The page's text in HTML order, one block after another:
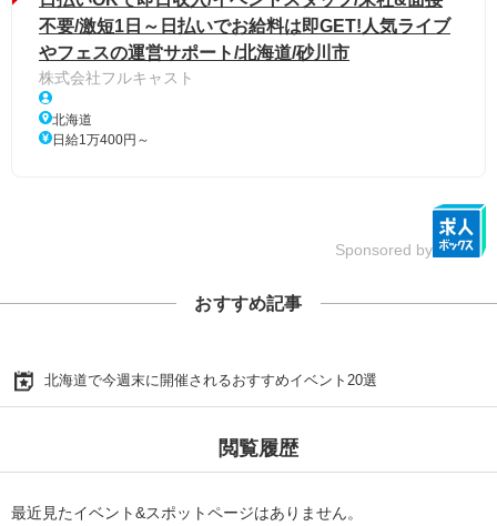
不要/激短1日～日払いでお給料は即GET!人気ライブ
やフェスの運営サポート/北海道/砂川市
株式会社フルキャスト
北海道
日給1万400円～
Sponsored by
おすすめ記事
北海道で今週末に開催されるおすすめイベント20選
閲覧履歴
最近見たイベント&スポットページはありません。